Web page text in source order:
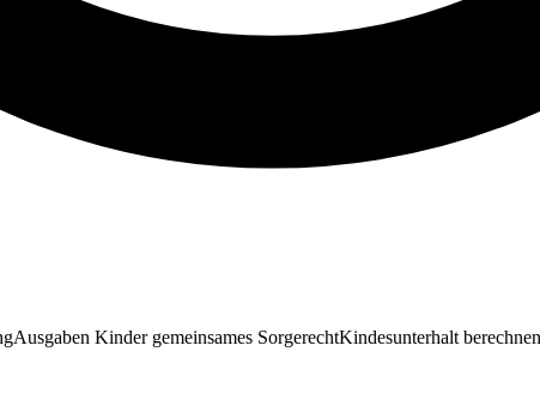
Ausgaben Kinder gemeinsames SorgerechtKindesunterhalt berechnen